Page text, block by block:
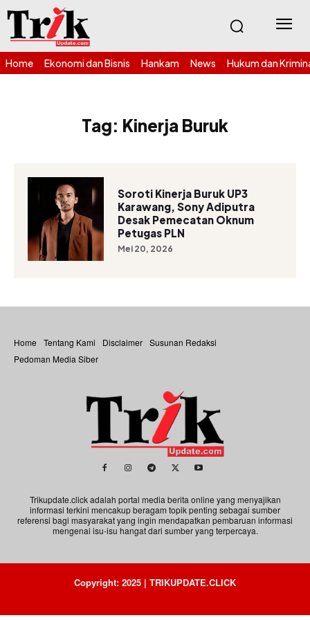
Home Ekonomi dan Bisnis Hankam News Hukum dan
Tag: Kinerja Buruk
Soroti Kinerja Buruk UP3
Karawang, Sony Adiputra
Desak Pemecatan Oknum
Petugas PLN
Mei 20, 2026
Home Tentang Kami Disclaimer Susunan Redaksi
Pedoman Media Siber
Trikupdate.click adalah portal media berita online yang menyajikan
informasi terkini mencakup beragam topik penting sebagai sumber
referensi bagi masyarakat yang ingin mendapatkan pembaruan informasi
mengenai isu-isu hangat dari sumber yang terpercaya.
Copyright: 2025 | TRIKUPDATE.CLICK